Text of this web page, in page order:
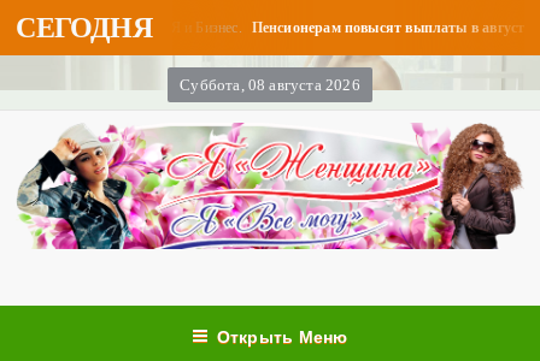
СЕГОДНЯ
0 Я и Бизнес. Пенсионерам повысят выплаты в августе -
Суббота, 08 августа 2026
Открыть Меню